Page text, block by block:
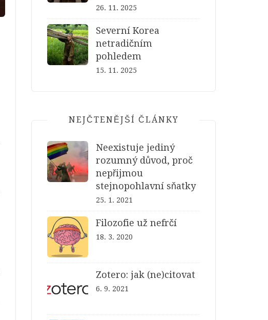
26. 11. 2025
Severní Korea
netradičním
pohledem
15. 11. 2025
NEJČTENĚJŠÍ ČLÁNKY
Neexistuje jediný
rozumný důvod, proč
nepřijmou
stejnopohlavní sňatky
25. 1. 2021
Filozofie už nefrčí
18. 3. 2020
Zotero: jak (ne)citovat
6. 9. 2021